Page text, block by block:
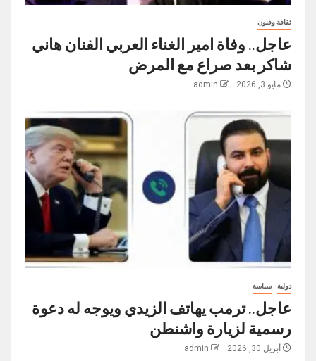
ثقافة وفنون
عاجل.. وفاة امير الغناء العربي الفنان هاني
شاكر بعد صراع مع المرض
مايو 3, 2026 admin
دولية سياسة
عاجل.. ترمب يهاتف الزيدي ويوجه له دعوة
رسمية لزيارة واشنطن
أبريل 30, 2026 admin